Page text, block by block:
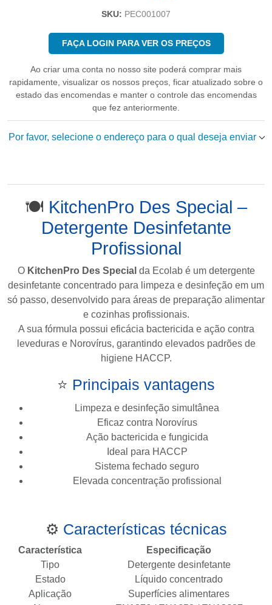
SKU: PEC001007
FAÇA LOGIN PARA VER OS PREÇOS
Ao criar uma conta no nosso site poderá comprar mais
rapidamente, visualizar os nossos preços, ficar atualizado sobre o
estado das encomendas e manter o controle das encomendas
que fez anteriormente.
Por favor, selecione o endereço para o qual deseja enviar
🍽️ KitchenPro Des Special –
Detergente Desinfetante
Profissional
O KitchenPro Des Special da Ecolabé um detergente
desinfetante concentrado para limpeza e desinfeção em um
só passo, desenvolvido para áreas de preparação alimentar
e cozinhas profissionais.
A sua fórmula possui eficácia bactericida e ação contra
leveduras e Norovírus, garantindo elevados padrões de
higiene HACCP.
⭐ Principais vantagens
Limpeza e desinfeção simultânea
Eficaz contra Norovírus
Ação bactericida e fungicida
Ideal para HACCP
Sistema fechado seguro
Elevada concentração profissional
⚙️ Características técnicas
Característica
Especificação
Tipo
Detergente desinfetante
Estado
Líquido concentrado
Aplicação
Superfícies alimentares